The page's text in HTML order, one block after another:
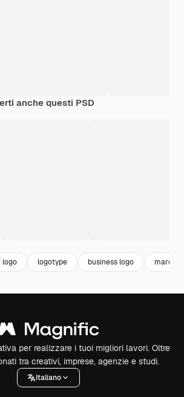
anche questi PSD
logo logotype business logo marche
per realizzare i tuoi migliori lavori. Oltre
tra creativi, imprese, agenzie e studi.
Italiano